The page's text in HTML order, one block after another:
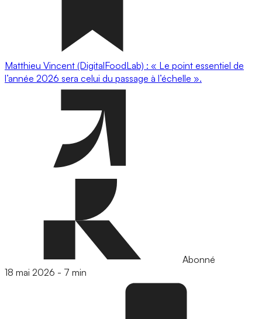
Matthieu Vincent (DigitalFoodLab) : « Le point essentiel de
l’année 2026 sera celui du passage à l’échelle ».
Abonné
18 mai 2026 - 7 min